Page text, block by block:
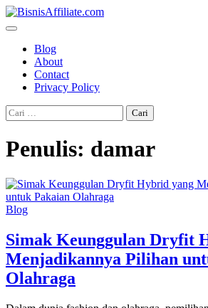
Skip
to
Blog
About
Contact
Privacy Policy
Cari
untuk:
Penulis: damar
Blog
Simak Keunggulan Dryfit
Menjadikannya Pilihan
Olahraga